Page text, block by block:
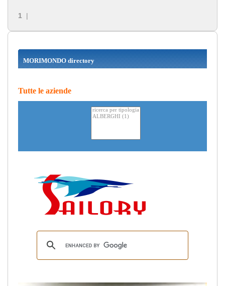
1 |
MORIMONDO directory
Tutte le aziende